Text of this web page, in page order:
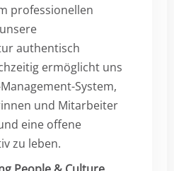
professionellen
authentisch
ermöglicht uns
System,
und Mitarbeiter
eine offene
zu leben.